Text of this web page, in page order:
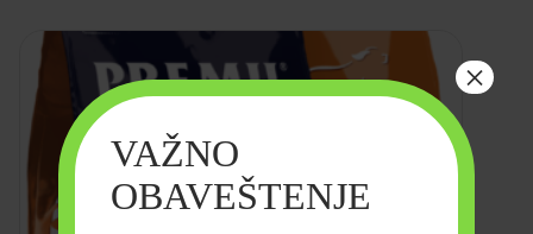
VAŽNO
OBAVEŠTENJE
×